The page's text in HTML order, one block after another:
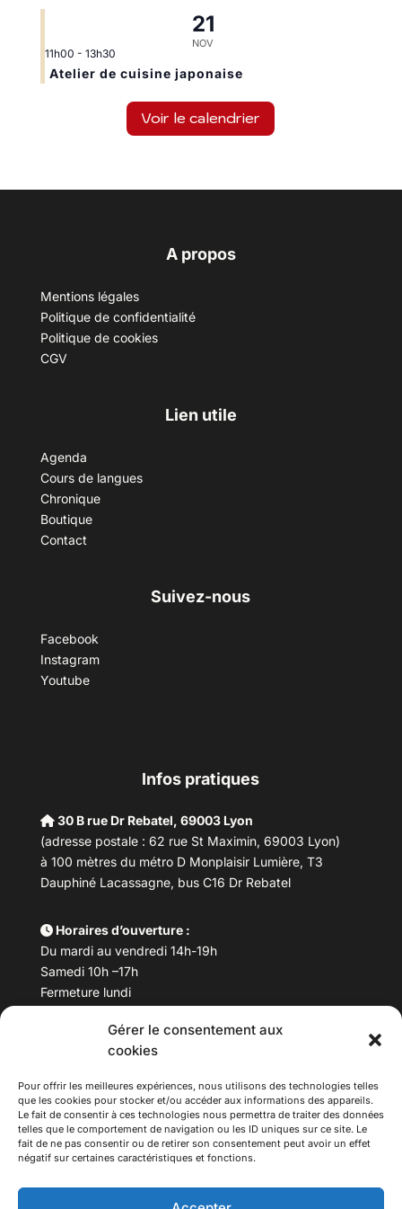
Gérer le consentement aux
cookies
Pour offrir les meilleures expériences, nous utilisons des technologies telles
que les cookies pour stocker et/ou accéder aux informations des appareils.
Le fait de consentir à ces technologies nous permettra de traiter des données
telles que le comportement de navigation ou les ID uniques sur ce site. Le
fait de ne pas consentir ou de retirer son consentement peut avoir un effet
négatif sur certaines caractéristiques et fonctions.
21
NOV
11h00 - 13h30
Atelier de cuisine japonaise
Voir le calendrier
A propos
Mentions légales
Politique de confidentialité
Politique de cookies
CGV
Lien utile
Agenda
Cours de langues
Chronique
Boutique
Contact
Suivez-nous
Facebook
Instagram
Youtube
Infos pratiques
30 B rue Dr Rebatel, 69003 Lyon
(adresse postale : 62 rue St Maximin, 69003 Lyon)
à 100 mètres du métro D Monplaisir Lumière, T3
Dauphiné Lacassagne, bus C16 Dr Rebatel
Horaires d’ouverture :
Du mardi au vendredi 14h-19h
Samedi 10h –17h
Fermeture lundi
Téléphone : 04 78 53 06 40
maisondesculturesasiatiques@asiexpo.com